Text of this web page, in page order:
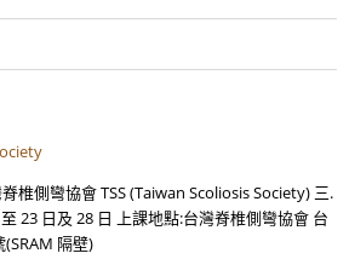
椎側彎協會 TSS (Taiwan Scoliosis Society) 三.
23 日及 28 日 上課地點:台灣脊椎側彎協會 台
隔壁)